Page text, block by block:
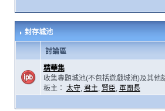
封存城池
討論區
精華集
收集專題城池(不包括遊戲城池)及其
板主： 太守, 君主, 賢臣, 軍團長